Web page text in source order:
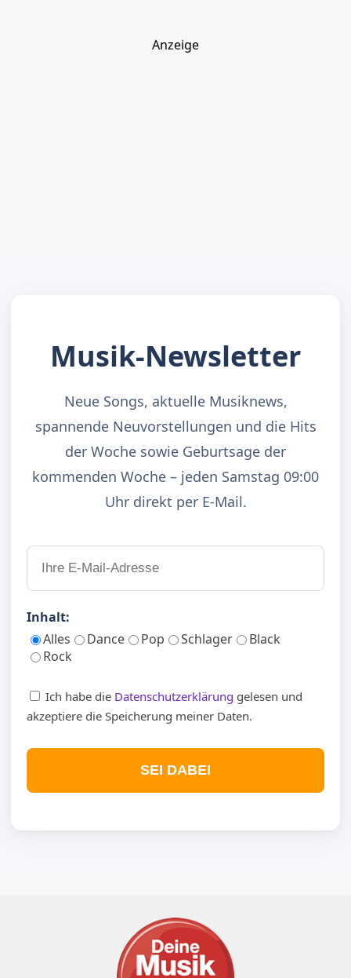
Anzeige
Musik-Newsletter
Neue Songs, aktuelle Musiknews,
spannende Neuvorstellungen und die Hits
der Woche sowie Geburtsage der
kommenden Woche – jeden Samstag 09:00
Uhr direkt per E-Mail.
Inhalt:
Alles
Dance Pop Schlager
Black
Rock
Ich habe die Datenschutzerklärung gelesen und
akzeptiere die Speicherung meiner Daten.
SEI DABEI